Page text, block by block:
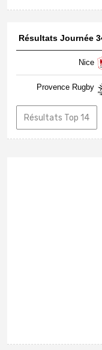
Résultats Journée
Nice
Provence Rugby
Résultats Top 14